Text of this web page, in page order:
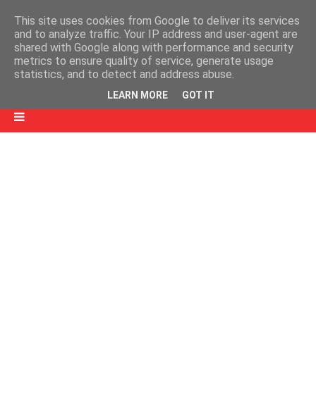
This site uses cookies from Google to deliver its services
and to analyze traffic. Your IP address and user-agent are
shared with Google along with performance and security
metrics to ensure quality of service, generate usage
statistics, and to detect and address abuse.
LEARN MORE GOT IT